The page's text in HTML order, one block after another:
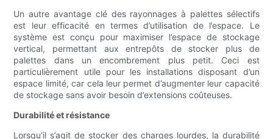
Un autre avantage clé des rayonnages à palettes sélectifs
est leur efficacité en termes d’utilisation de l’espace. Le
système est conçu pour maximiser l’espace de stockage
vertical, permettant aux entrepôts de stocker plus de
palettes dans un encombrement plus petit. Ceci est
particulièrement utile pour les installations disposant d’un
espace limité, car cela leur permet d’augmenter leur capacité
de stockage sans avoir besoin d’extensions coûteuses.
Durabilité et résistance
Lorsqu’il s’agit de stocker des charges lourdes, la durabilité